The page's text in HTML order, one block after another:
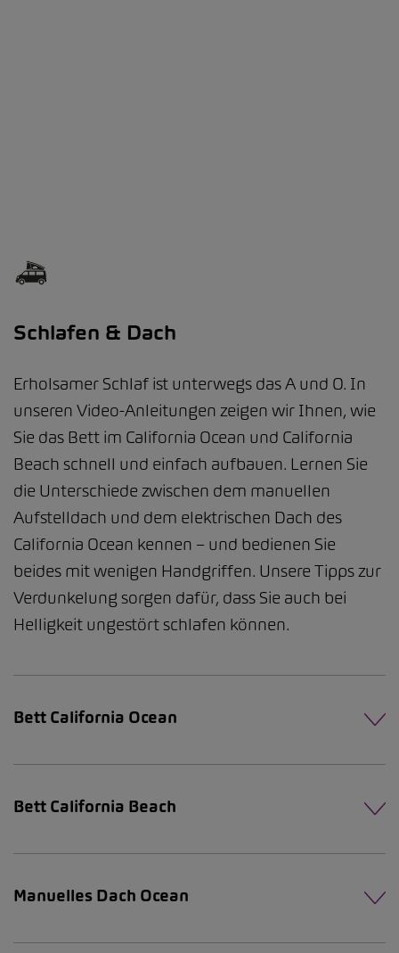
Schlafen & Dach
Erholsamer Schlaf ist unterwegs das A und O. In
unseren Video-Anleitungen zeigen wir Ihnen, wie
Sie das Bett im California Ocean und California
Beach schnell und einfach aufbauen. Lernen Sie
die Unterschiede zwischen dem manuellen
Aufstelldach und dem elektrischen Dach des
California Ocean kennen – und bedienen Sie
beides mit wenigen Handgriffen. Unsere Tipps zur
Verdunkelung sorgen dafür, dass Sie auch bei
Helligkeit ungestört schlafen können.
Bett California Ocean
Bett California Beach
Manuelles Dach Ocean